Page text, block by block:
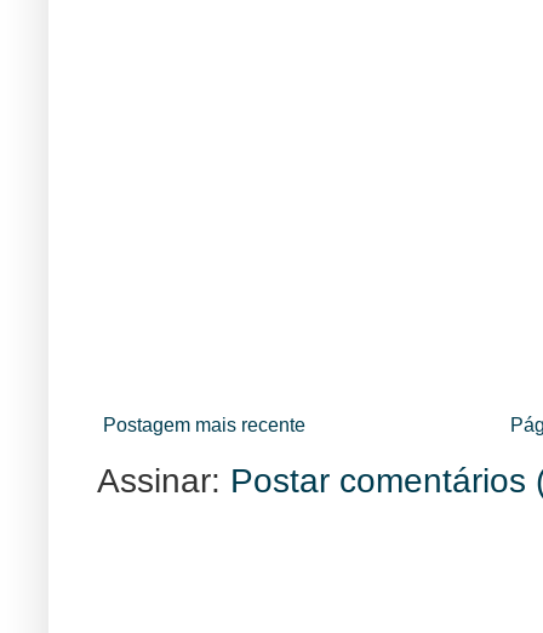
Postagem mais recente
Assinar: Postar comentários